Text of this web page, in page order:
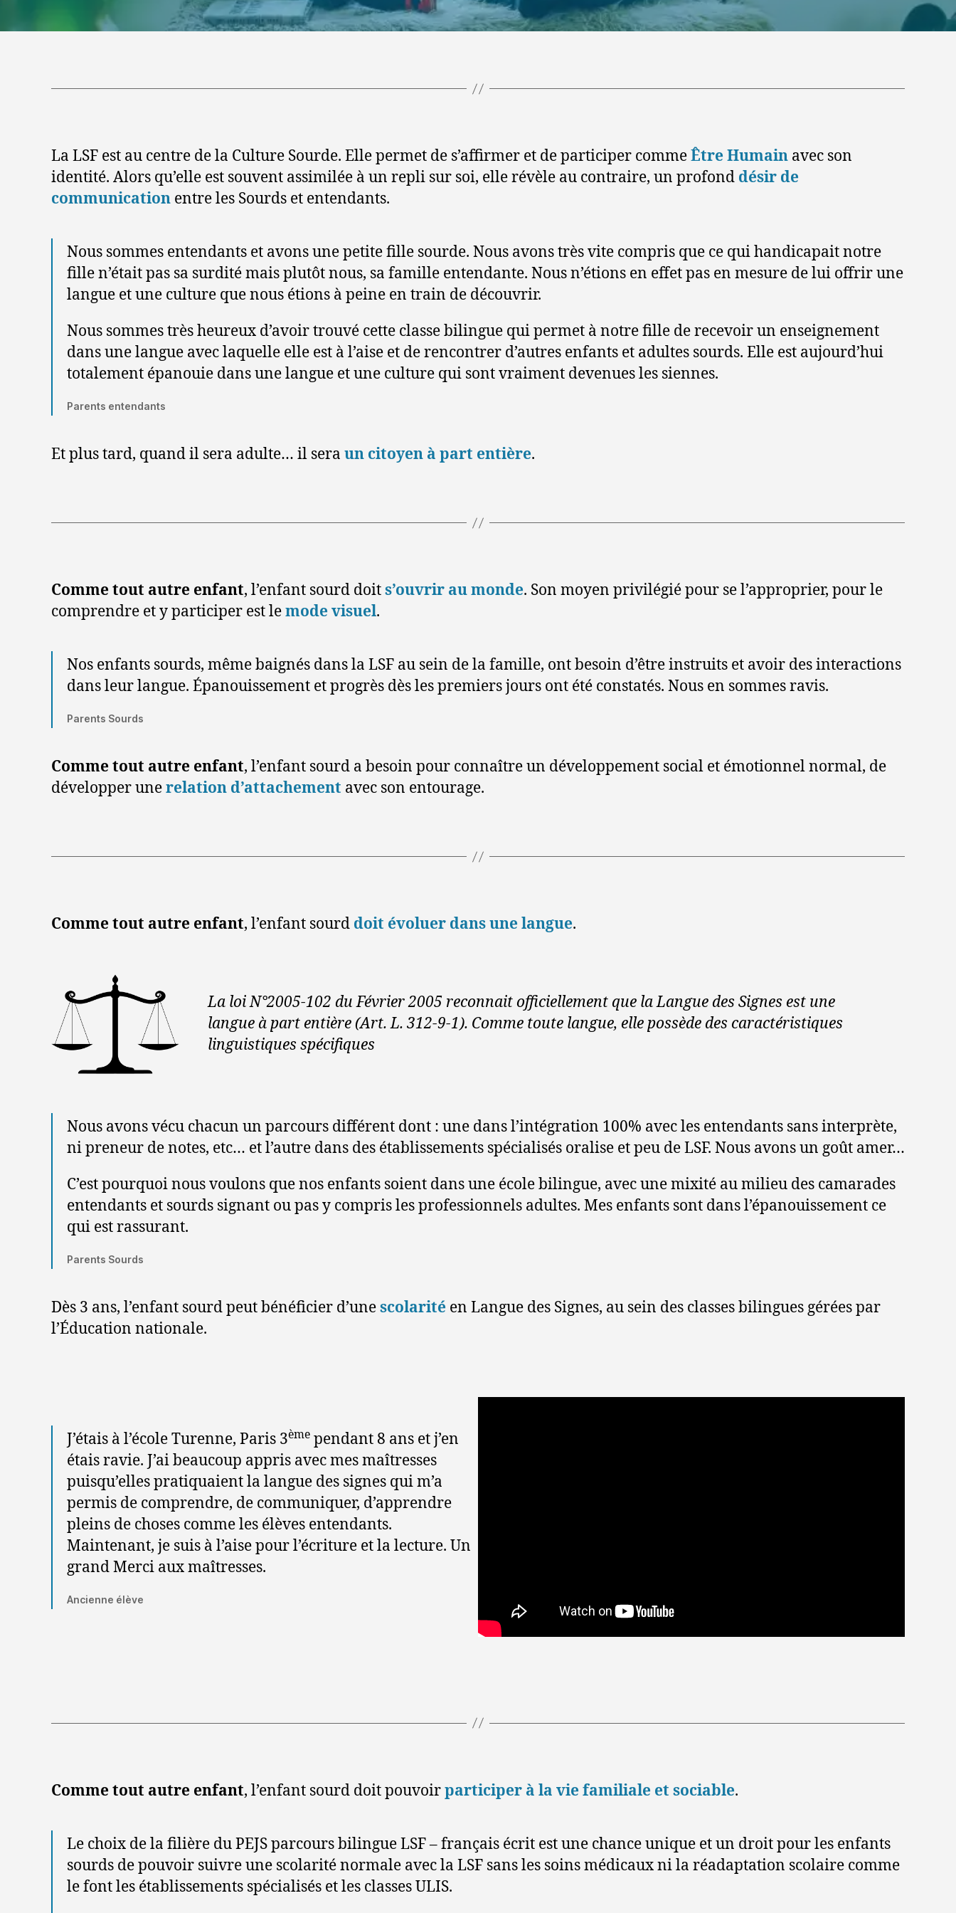
La LSF est au centre de la Culture Sourde. Elle permet de s’affirmer et de participer commeÊtre Humain avec son
identité. Alors qu’elle est souvent assimilée à un repli sur soi, elle révèle au contraire, un profond désir de
communication entre les Sourds et entendants.
Nous sommes entendants et avons une petite fille sourde. Nous avons très vite compris que ce qui handicapait notre
fille n’était pas sa surdité mais plutôt nous, sa famille entendante. Nous n’étions en effet pas en mesure de lui offrir une
langue et une culture que nous étions à peine en train de découvrir.
Nous sommes très heureux d’avoir trouvé cette classe bilingue qui permet à notre fille de recevoir un enseignement
dans une langue avec laquelle elle est à l’aise et de rencontrer d’autres enfants et adultes sourds. Elle est aujourd’hui
totalement épanouie dans une langue et une culture qui sont vraiment devenues les siennes.
Parents entendants
Et plus tard, quand il sera adulte… il sera un citoyen à part entière.
Comme tout autre enfant, l’enfant sourd doits’ouvrir au monde. Son moyen privilégié pour se l’approprier, pour le
comprendre et y participer est lemode visuel.
Nos enfants sourds, même baignés dans la LSF au sein de la famille, ont besoin d’être instruits et avoir des interactions
dans leur langue. Épanouissement et progrès dès les premiers jours ont été constatés. Nous en sommes ravis.
Parents Sourds
Comme tout autre enfant, l’enfant sourd a besoin pour connaître un développement social et émotionnel normal, de
développer unerelation d’attachement avec son entourage.
Comme tout autre enfant, l’enfant sourd doit évoluer dans une langue.
La loi N°2005-102 du Février 2005 reconnait officiellement que la Langue des Signes est une
langue à part entière (Art. L. 312-9-1). Comme toute langue, elle possède des caractéristiques
linguistiques spécifiques
Nous avons vécu chacun un parcours différent dont : une dans l’intégration 100% avec les entendants sans interprète,
ni preneur de notes, etc… et l’autre dans des établissements spécialisés oralise et peu de LSF. Nous avons un goût amer…
C’est pourquoi nous voulons que nos enfants soient dans une école bilingue, avec une mixité au milieu des camarades
entendants et sourds signant ou pas y compris les professionnels adultes. Mes enfants sont dans l’épanouissement ce
qui est rassurant.
Parents Sourds
Dès 3 ans, l’enfant sourd peut bénéficier d’unescolarité en Langue des Signes, au sein des classes bilingues gérées par
l’Éducation nationale.
J’étais à l’école Turenne, Paris 3ème pendant 8 ans et j’en
étais ravie. J’ai beaucoup appris avec mes maîtresses
puisqu’elles pratiquaient la langue des signes qui m’a
permis de comprendre, de communiquer, d’apprendre
pleins de choses comme les élèves entendants.
Maintenant, je suis à l’aise pour l’écriture et la lecture. Un
grand Merci aux maîtresses.
Ancienne élève
Comme tout autre enfant, l’enfant sourd doit pouvoirparticiper à la vie familiale et sociable.
Le choix de la filière du PEJS parcours bilingue LSF – français écrit est une chance unique et un droit pour les enfants
sourds de pouvoir suivre une scolarité normale avec la LSF sans les soins médicaux ni la réadaptation scolaire comme
le font les établissements spécialisés et les classes ULIS.